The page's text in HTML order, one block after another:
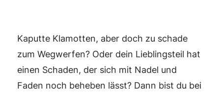
Kaputte Klamotten, aber doch zu schade
zum Wegwerfen? Oder dein Lieblingsteil hat
einen Schaden, der sich mit Nadel und
Faden noch beheben lässt? Dann bist du bei